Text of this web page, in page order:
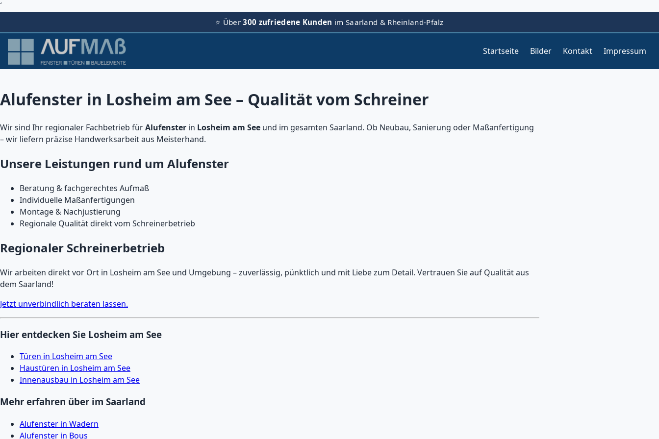
´
⭐ Über300 zufriedene Kunden im Saarland & Rheinland-Pfalz
Startseite Bilder Kontakt Impressum
Alufenster in Losheim am See – Qualität vom Schreiner
Wir sind Ihr regionaler Fachbetrieb fürAlufenster in Losheim am See und im gesamten Saarland. Ob Neubau, Sanierung oder Maßanfertigung
– wir liefern präzise Handwerksarbeit aus Meisterhand.
Unsere Leistungen rund um Alufenster
Beratung & fachgerechtes Aufmaß
Individuelle Maßanfertigungen
Montage & Nachjustierung
Regionale Qualität direkt vom Schreinerbetrieb
Regionaler Schreinerbetrieb
Wir arbeiten direkt vor Ort in Losheim am See und Umgebung – zuverlässig, pünktlich und mit Liebe zum Detail. Vertrauen Sie auf Qualität aus
dem Saarland!
Jetzt unverbindlich beraten lassen.
Hier entdecken Sie Losheim am See
Türen in Losheim am See
Haustüren in Losheim am See
Innenausbau in Losheim am See
Mehr erfahren über im Saarland
Alufenster in Wadern
Alufenster in Bous